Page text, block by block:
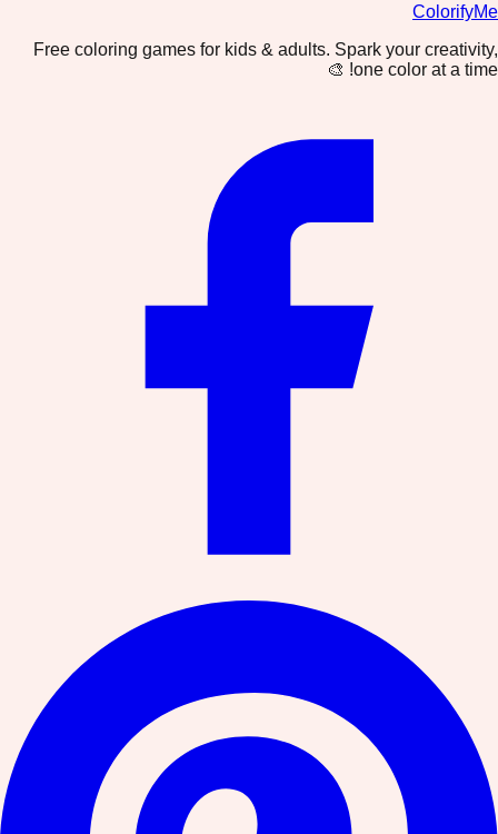
ColorifyMe
Free coloring games for kids & adults. Spark your creativity,
one color at a time! 🎨